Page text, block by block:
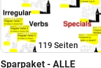
119Seiten
Sparpaket - ALLE